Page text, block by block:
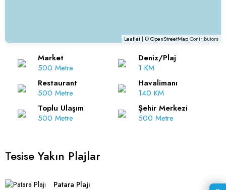
Leaflet | ©OpenStreetMapContributors
Market
500 Metre
Deniz/Plaj
1 KM
Restaurant
500 Metre
Havalimanı
140 KM
Toplu Ulaşım
500 Metre
Şehir Merkezi
500 Metre
Tesise Yakın Plajlar
Patara Plajı